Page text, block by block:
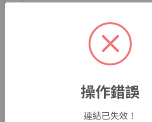
至懋國際股份有限公司
大院子展覽館招募導覽志工
操作錯誤
連結已失效！